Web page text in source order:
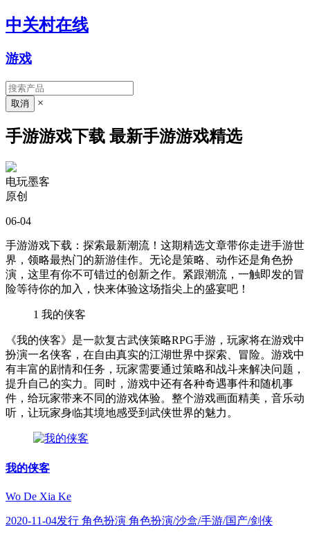
中关村在线
游戏
×
手游游戏下载 最新手游游戏精选
电玩墨客
原创
06-04
手游游戏下载：探索最新潮流！这期精选文章带你走进手游世
界，领略最热门的新游佳作。无论是策略、动作还是角色扮
演，这里有你不可错过的创新之作。紧跟潮流，一触即发的冒
险等待你的加入，快来体验这场指尖上的盛宴吧！
1 我的侠客
《我的侠客》是一款复古武侠策略RPG手游，玩家将在游戏中
扮演一名侠客，在自由真实的江湖世界中探索、冒险。游戏中
有丰富的剧情和任务，玩家需要通过策略和战斗来解决问题，
提升自己的实力。同时，游戏中还有各种奇遇事件和随机事
件，给玩家带来不同的游戏体验。整个游戏画面精美，音乐动
听，让玩家身临其境地感受到武侠世界的魅力。
我的侠客
Wo De Xia Ke
2020-11-04发行 角色扮演 角色扮演/沙盒/手游/国产/剑侠